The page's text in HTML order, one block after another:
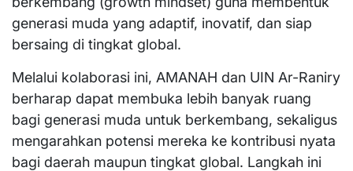
generasi muda yang adaptif, inovatif, dan siap
bersaing di tingkat global.
Melalui kolaborasi ini, AMANAH dan UIN Ar-Raniry
berharap dapat membuka lebih banyak ruang
bagi generasi muda untuk berkembang, sekaligus
mengarahkan potensi mereka ke kontribusi nyata
bagi daerah maupun tingkat global. Langkah ini